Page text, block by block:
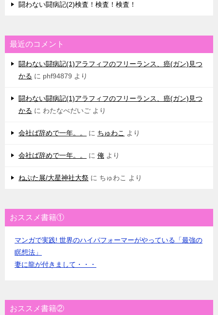
闘わない闘病記(2)検査！検査！検査！
最近のコメント
闘わない闘病記(1)アラフィフのフリーランス、癌(ガン)見つ
かる に phf94879 より
闘わない闘病記(1)アラフィフのフリーランス、癌(ガン)見つ
かる に わたなべだいご より
会社ば辞めで一年。。 に ちゅわこ より
会社ば辞めで一年。。 に 俺 より
ねぷた展/大星神社大祭 に ちゅわこ より
おススメ書籍①
マンガで実践! 世界のハイパフォーマーがやっている「最強の
瞑想法」
妻に龍が付きまして・・・
おススメ書籍②